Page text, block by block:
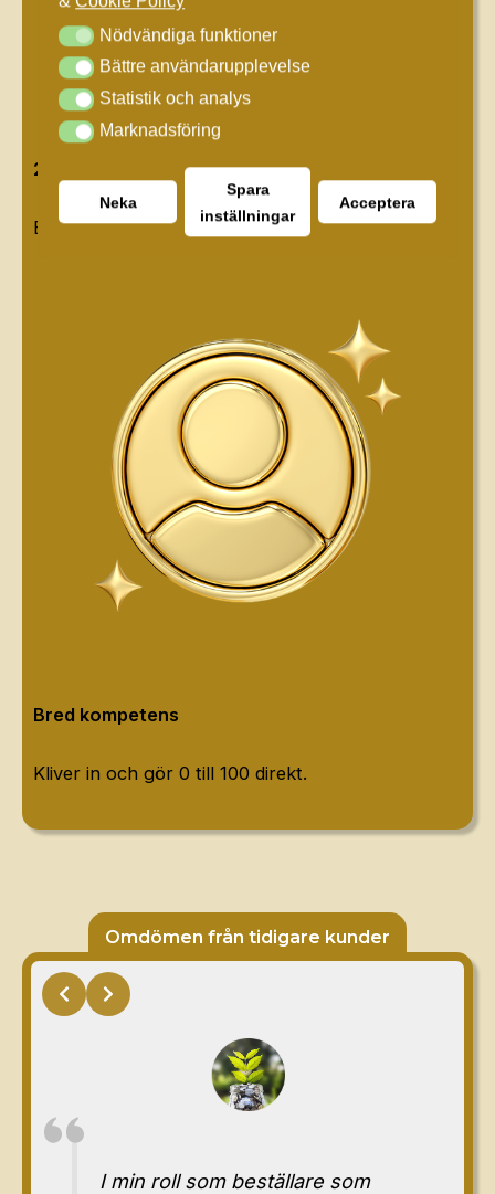
20+ års erfarenhet
Era utmaningar kan vara vår tidigare erfarenhet.
Bred kompetens
Kliver in och gör 0 till 100 direkt.
Omdömen från tidigare kunder
I min roll som beställare som
Slide 2 of 6
Nödvändiga funktioner
Nödvändiga funktioner
Bättre användarupplevelse
Bättre användarupplevelse
Statistik och analys
Statistik och analys
Marknadsföring
Marknadsföring
Neka
Spara
inställningar
Acceptera